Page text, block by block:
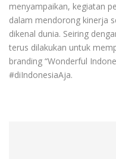
menyampaikan, kegiatan
dalam mendorong kinerja
dikenal dunia. Seiring
terus dilakukan untuk
branding “Wonderful
#diIndonesiaAja.